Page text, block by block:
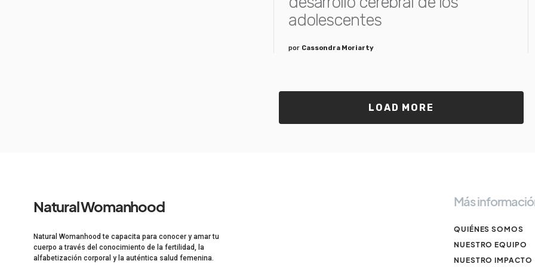
adolescentes
por Cassondra Moriarty
LOAD MORE
Natural Womanhood
Natural Womanhood te capacita para conocer y amar tu
cuerpo a través del conocimiento de la fertilidad, la
alfabetización corporal y la auténtica salud femenina.
Más
QUIÉNES SOMOS
NUESTRO EQUIPO
NUESTRO IMPACTO